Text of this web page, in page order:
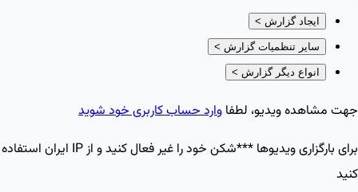
ایجاد گزارش >
سایر تنظمیات گزارش >
انواع دیگر گزارش >
جهت مشاهده ویدیو، لطفا وارد حساب کاربری خود شوید
برای بارگزاری ویدیو‌ها ***شکن خود را غیر فعال کنید و از IP ایران استفاده
کنید